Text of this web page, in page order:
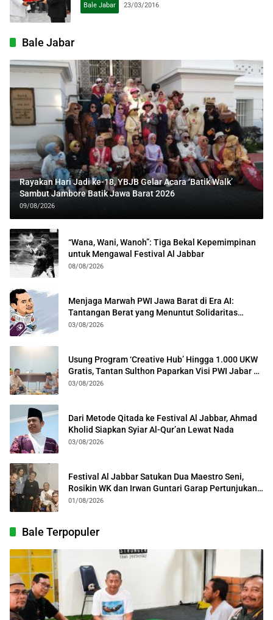
Bale Jabar 23/03/2016
Bale Jabar
Rayakan Hari Jadi ke-18, YBJB Gelar Acara ‘Batik Walk’
Sambut Jambore Batik Jawa Barat 2026
09/08/2026
“Wana, Wani, Wanoh”: Tiga Bekal Kepemimpinan
untuk Mengawal Festival Al Jabbar
08/08/2026
Menjaga Marwah PWI Jawa Barat di Era AI:
Tantangan Berat yang Menuntut Solidaritas
Lintas Generasi
03/08/2026
Usung Program ‘Creative Hub’ Hingga 1.000 UKW
Gratis, Tantan Sulthon Paparkan Visi PWI Jabar di
Kota Bogor
03/08/2026
Dari Metode Qitada ke Festival Al Jabbar, Ahmad
Kholid Siapkan Syiar Al-Qur’an Lewat Nada
03/08/2026
Festival Al Jabbar Satukan Dua Maestro Seni,
Rosikin WK dan Irwan Guntari Garap Pertunjukan
Kolosal
01/08/2026
Bale Terpopuler